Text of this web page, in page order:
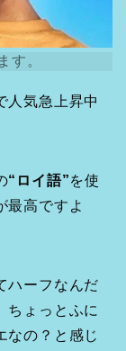
す。
人気急上昇中
“ロイ語”を使
最高ですよ
ハーフなんだ
ちょっとふに
なの？と感じ